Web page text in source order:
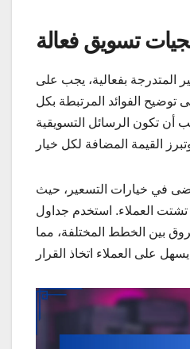
تسويق فعالة
المتدرجة بفعالية، يجب على
توضيح الفوائد المرتبطة بكل
تكون الرسائل التسويقية
في خيارات التسعير، حيث
العملاء. استخدم جداول
بين الخطط المختلفة، مما